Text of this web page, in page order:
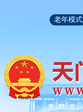
老年模式